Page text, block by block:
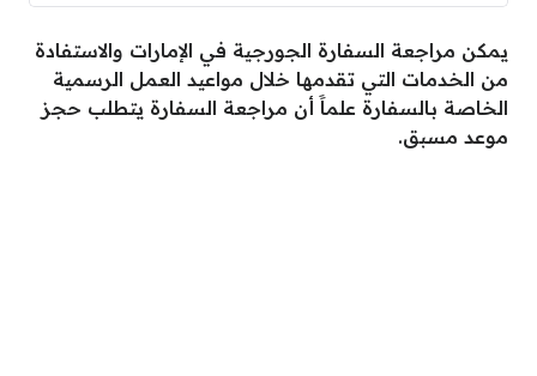
يمكن مراجعة السفارة الجورجية في الإمارات والاستفادة
من الخدمات التي تقدمها خلال مواعيد العمل الرسمية
الخاصة بالسفارة علماََ أن مراجعة السفارة يتطلب حجز
موعد مسبق.